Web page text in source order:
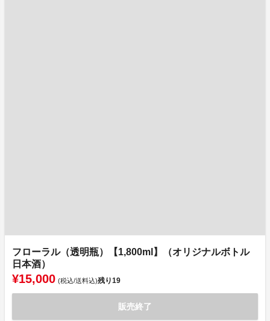
フローラル（透明瓶）【1,800ml】（オリジナルボトル
日本酒）
¥15,000 (税込/送料込)残り19
販売終了